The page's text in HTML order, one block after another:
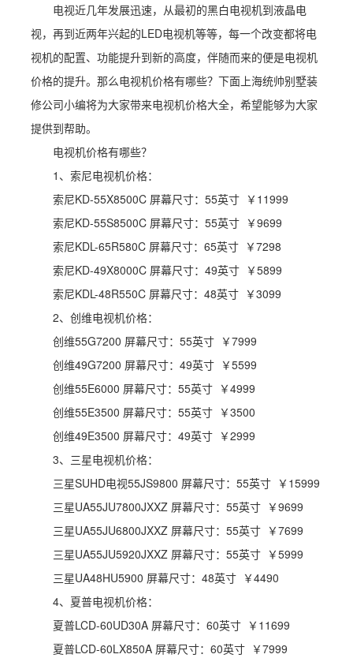
电视近几年发展迅速，从最初的黑白电视机到液晶电
视，再到近两年兴起的LED电视机等等，每一个改变都将电
视机的配置、功能提升到新的高度，伴随而来的便是电视机
价格的提升。那么电视机价格有哪些？下面上海统帅别墅装
修公司小编将为大家带来电视机价格大全，希望能够为大家
提供到帮助。
电视机价格有哪些？
1、索尼电视机价格：
索尼KD-55X8500C 屏幕尺寸：55英寸 ￥11999
索尼KD-55S8500C 屏幕尺寸：55英寸 ￥9699
索尼KDL-65R580C 屏幕尺寸：65英寸 ￥7298
索尼KD-49X8000C 屏幕尺寸：49英寸 ￥5899
索尼KDL-48R550C 屏幕尺寸：48英寸 ￥3099
2、创维电视机价格：
创维55G7200 屏幕尺寸：55英寸 ￥7999
创维49G7200 屏幕尺寸：49英寸 ￥5599
创维55E6000 屏幕尺寸：55英寸 ￥4999
创维55E3500 屏幕尺寸：55英寸 ￥3500
创维49E3500 屏幕尺寸：49英寸 ￥2999
3、三星电视机价格：
三星SUHD电视55JS9800 屏幕尺寸：55英寸 ￥15999
三星UA55JU7800JXXZ 屏幕尺寸：55英寸 ￥9699
三星UA55JU6800JXXZ 屏幕尺寸：55英寸 ￥7699
三星UA55JU5920JXXZ 屏幕尺寸：55英寸 ￥5999
三星UA48HU5900 屏幕尺寸：48英寸 ￥4490
4、夏普电视机价格：
夏普LCD-60UD30A 屏幕尺寸：60英寸 ￥11699
夏普LCD-60LX850A 屏幕尺寸：60英寸 ￥7999